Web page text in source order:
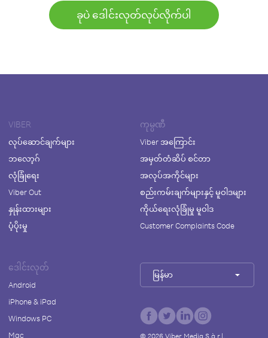
ခုပဲ ဒေါင်းလုတ်လုပ်လိုက်ပါ
VIBER
လုပ်ဆောင်ချက်များ
ဘလော့ဂ်
လုံခြုံရေး
Viber Out
နှုန်းထားများ
ပံ့ပိုးမှု
ကုမ္ပဏီ
Viber အကြောင်း
အမှတ်တံဆိပ် စင်တာ
အလုပ်အကိုင်များ
စည်းကမ်းချက်များနှင့် မူဝါဒများ
ကိုယ်ရေးလုံခြုံမှု မူဝါဒ
Customer Complaints Code
ဒေါင်းလုတ်
Android
iPhone & iPad
Windows PC
Mac
မြန်မာ
© 2026Viber Media S.à r.l.